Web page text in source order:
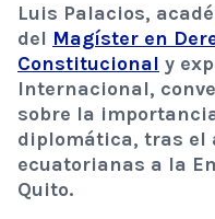
Luis Palacios,
del Magíster en
Constitucional y
Internacional,
sobre la
diplomática, tras el
ecuatorianas a la
Quito.